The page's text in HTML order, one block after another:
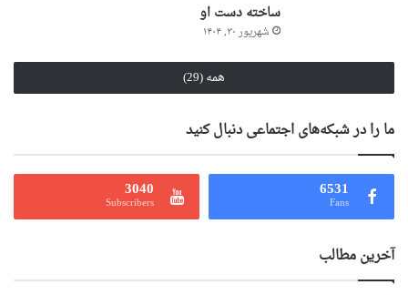
ساخته دست او
شهریور ۳۰, ۱۴۰۴
همه (29)
ما را در شبکه‌های اجتماعی دنبال کنید
6531
Fans
3040
Subscribers
آخرین مطالب